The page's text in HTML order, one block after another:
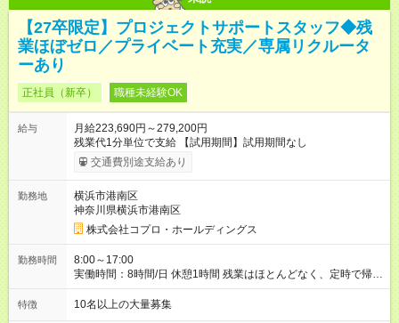
【27卒限定】プロジェクトサポートスタッフ◆残
業ほぼゼロ／プライベート充実／専属リクルータ
ーあり
正社員（新卒） 職種未経験OK
給与
月給223,690円～279,200円
残業代1分単位で支給 【試用期間】試用期間なし
交通費別途支給あり
勤務地
横浜市港南区
神奈川県横浜市港南区
株式会社コプロ・ホールディングス
勤務時間
8:00～17:00
実働時間：8時間/日 休憩1時間 残業はほとんどなく、定時で帰れ
る日が多い働き方です。 毎日の業務は進捗管理や事務が中心な
ので、 「今日やるべき仕事」が終われば、自然と区切りをつけ
特徴 10名以上の大量募集